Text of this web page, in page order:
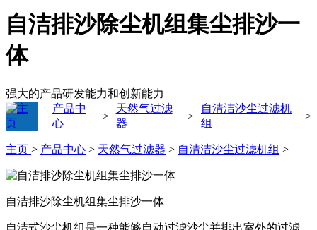
自洁排沙除尘机组集尘排沙一
体
强大的产品研发能力和创新能力
产品中
心
>
天然气过滤
器
>
自清洁沙尘过滤机
组
>
主页 > 产品中心 > 天然气过滤器 > 自清洁沙尘过滤机组 >
自洁排沙除尘机组集尘排沙一体
自洁式沙尘机组是一种能够自动过滤沙尘并排出室外的过滤